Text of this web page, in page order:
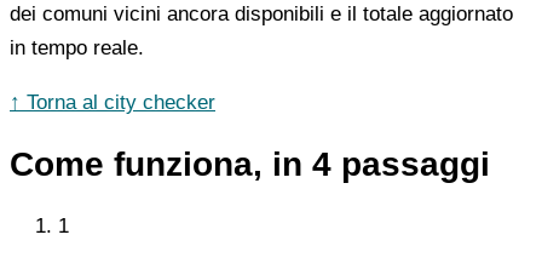
dei comuni vicini ancora disponibili e il totale aggiornato
in tempo reale.
↑ Torna al city checker
Come funziona, in 4 passaggi
1